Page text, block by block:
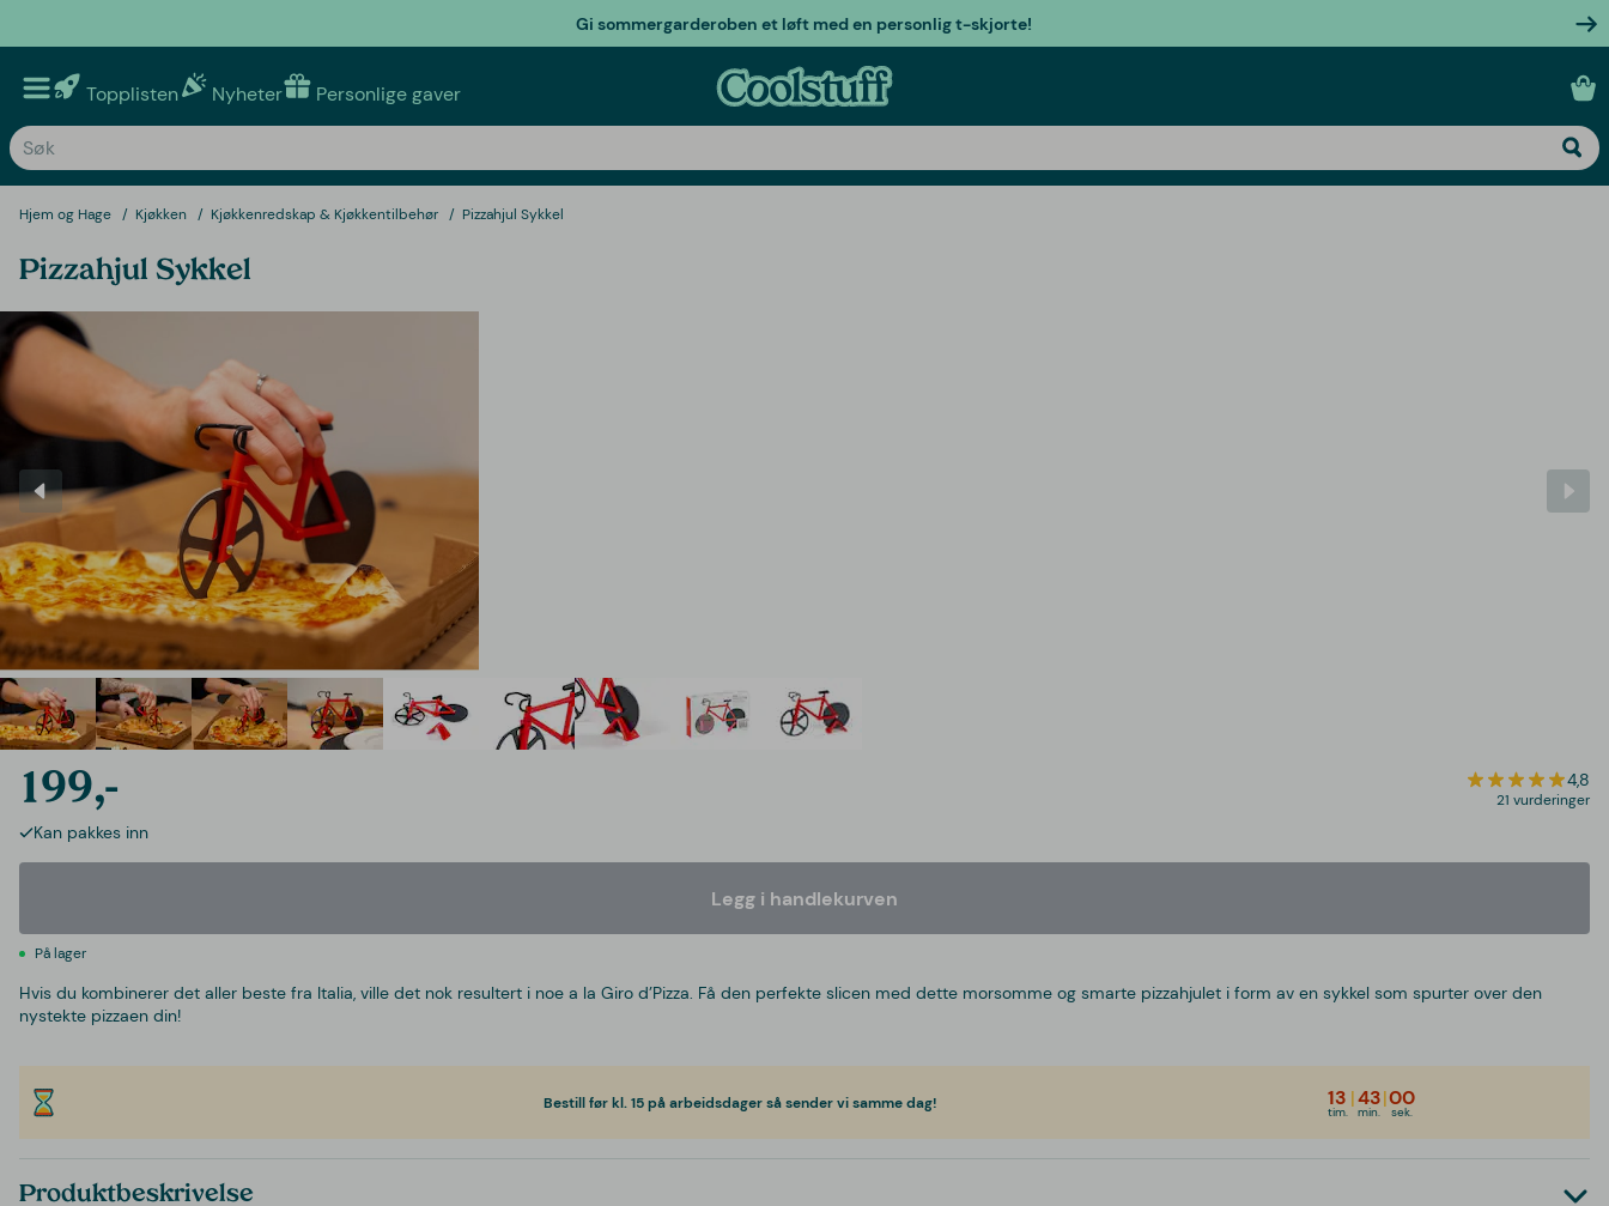
Gi sommergarderoben et løft med en personlig t-skjorte!
Topplisten Nyheter Personlige gaver
Hjem og Hage Kjøkken Kjøkkenredskap & Kjøkkentilbehør Pizzahjul Sykkel
Pizzahjul Sykkel
199,- 4,8
21 vurderinger
Kan pakkes inn
Legg i handlekurven
På lager
Hvis du kombinerer det aller beste fra Italia, ville det nok resultert i noe a la Giro d’Pizza. Få den perfekte slicen med dette morsomme og smarte pizzahjulet i form av en sykkel som spurter over den
nystekte pizzaen din!
Bestill før kl. 15 på arbeidsdager så sender vi samme dag! 13
tim.
|43
min.
|00
sek.
Produktbeskrivelse